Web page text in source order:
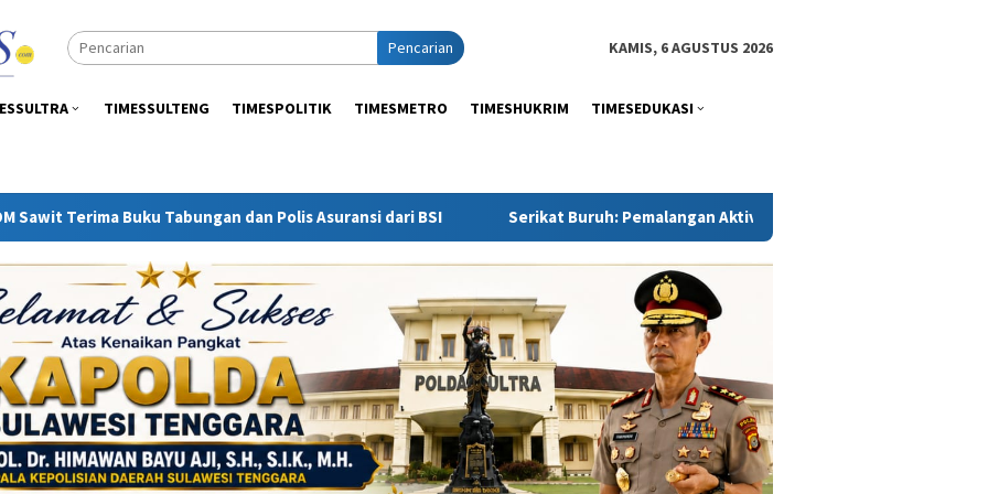
Pencarian KAMIS, 6 AGUSTUS 2026
TIMESSULTENG TIMESPOLITIK TIMESMETRO TIMESHUKRIM TIMESEDUKASI
Polis Asuransi dari BSI Serikat Buruh: Pemalangan Aktivitas PT Toshida Indonesia Berdampak pada Pekerja, Polisi